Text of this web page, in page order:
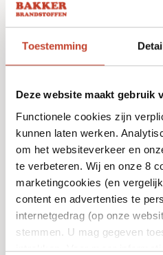
Toestemming
Deze website maakt gebruik
Functionele cookies zijn
kunnen laten werken.
om het websiteverkeer en
te verbeteren. Wij en onze 8
marketingcookies (en
content en advertenties te
internetgedrag (op onze
stemmen. U mag gegeven
intrekken. Voor meer
Kamado Joe – Half
Joe
€169,99
Bekijk